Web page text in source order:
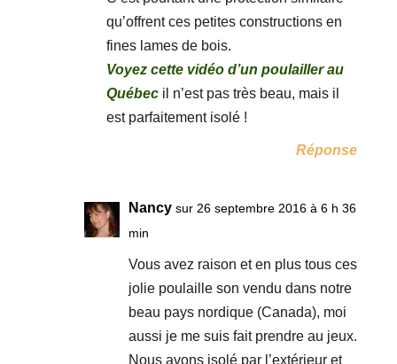
qu’offrent ces petites constructions en
fines lames de bois.
Voyez cette vidéo d’un poulailler au
Québecil n’est pas très beau, mais il
est parfaitement isolé !
Réponse
Nancy sur 26 septembre 2016 à 6 h 36
min
Vous avez raison et en plus tous ces
jolie poulaille son vendu dans notre
beau pays nordique (Canada), moi
aussi je me suis fait prendre au jeux.
Nous avons isolé par l’extérieur et